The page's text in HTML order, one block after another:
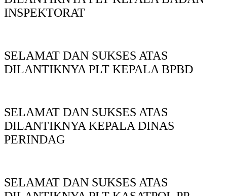
INSPEKTORAT
SELAMAT DAN SUKSES ATAS
DILANTIKNYA PLT KEPALA BPBD
SELAMAT DAN SUKSES ATAS
DILANTIKNYA KEPALA DINAS
PERINDAG
SELAMAT DAN SUKSES ATAS